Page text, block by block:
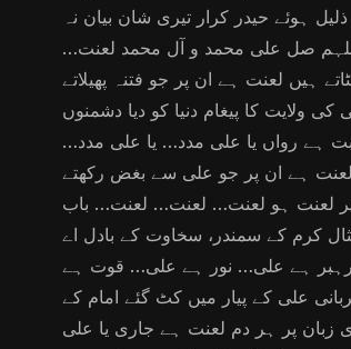
ہوئے حیدر کرار تیری شان بیان نہ
صل علی محمد و آل محمد لعنت…
لعنت ہے ان پر جو فتنہ پھیلاتے
ولایت کا پیغام دنیا کو دیا دشمنوں
ہے رواں یا علی مدد… یا علی مدد…
ہے ان پر جو علی سے بغض رکھتے
پر لعنت ہو لعنت… لعنت… لعنت… باب
کرم کے سمندر، سخاوت کے بادل اے
رہبر ہے علی… نور ہے علی… قوت ہے
علی کے پیار میں کٹ گئے امام کے
زبان پر ہر دم لعنت ہے جاری یا علی